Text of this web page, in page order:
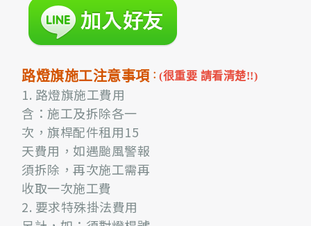
路燈旗施工注意事項 ：(很重要 請看清楚!!)
1. 路燈旗施工費用
含：施工及拆除各一
次，旗桿配件租用15
天費用，如遇颱風警報
須拆除，再次施工需再
收取一次施工費
2. 要求特殊掛法費用